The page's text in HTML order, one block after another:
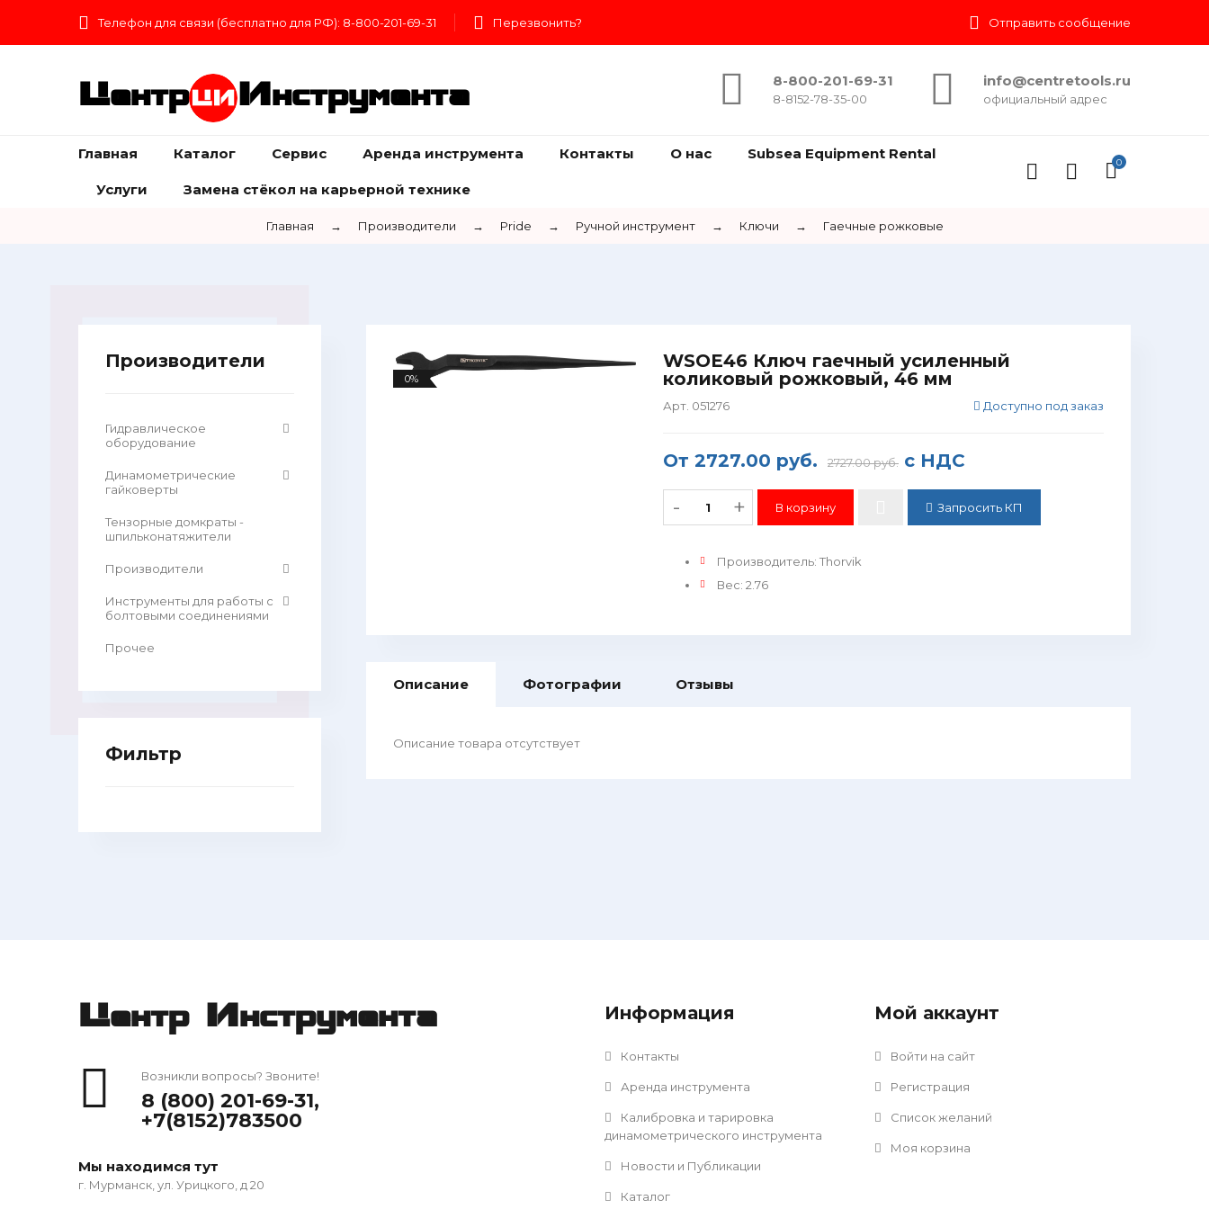
Телефон для связи (бесплатно для РФ): 8-800-201-69-31 Перезвонить? Отправить сообщение
Центр Инструмента
8-800-201-69-31
8-8152-78-35-00
info@centretools.ru
официальный адрес
Главная Каталог Сервис Аренда инструмента Контакты О нас Subsea Equipment Rental
Услуги Замена стёкол на карьерной технике
0
Главная → Производители → Pride → Ручной инструмент → Ключи → Гаечные рожковые
0%
WSOE46 Ключ гаечный усиленный
коликовый рожковый, 46 мм
Арт. 051276 Доступно под заказ
От 2727.00 руб. 2727.00 руб. с НДС
- + Запросить КП
Производитель: Thorvik
Вес: 2.76
Описание Фотографии Отзывы
Описание товара отсутствует
Производители
Гидравлическое
оборудование
Динамометрические
гайковерты
Тензорные домкраты -
шпильконатяжители
Производители
Инструменты для работы с
болтовыми соединениями
Прочее
Фильтр
Центр Инструмента
Возникли вопросы? Звоните!
8 (800) 201-69-31,
+7(8152)783500
Мы находимся тут
г. Мурманск, ул. Урицкого, д 20
Информация
Контакты
Аренда инструмента
Калибровка и тарировка
динамометрического инструмента
Новости и Публикации
Каталог
Мой аккаунт
Войти на сайт
Регистрация
Список желаний
Моя корзина